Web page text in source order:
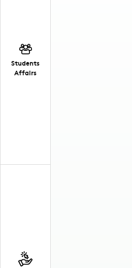
Students
Affairs